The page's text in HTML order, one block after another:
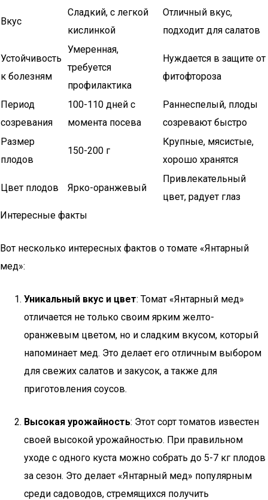
Вкус
Сладкий, с легкой
кислинкой
Отличный вкус,
подходит для салатов
Устойчивость
к болезням
Умеренная,
требуется
профилактика
Нуждается в защите от
фитофтороза
Период
созревания
100-110 дней с
момента посева
Раннеспелый, плоды
созревают быстро
Размер
плодов
150-200 г
Крупные, мясистые,
хорошо хранятся
Цвет плодов Ярко-оранжевый
Привлекательный
цвет, радует глаз
Интересные факты
Вот несколько интересных фактов о томате «Янтарный
мед»:
Уникальный вкус и цвет: Томат «Янтарный мед»
отличается не только своим ярким желто-
оранжевым цветом, но и сладким вкусом, который
напоминает мед. Это делает его отличным выбором
для свежих салатов и закусок, а также для
приготовления соусов.
Высокая урожайность: Этот сорт томатов известен
своей высокой урожайностью. При правильном
уходе с одного куста можно собрать до 5-7 кг плодов
за сезон. Это делает «Янтарный мед» популярным
среди садоводов, стремящихся получить